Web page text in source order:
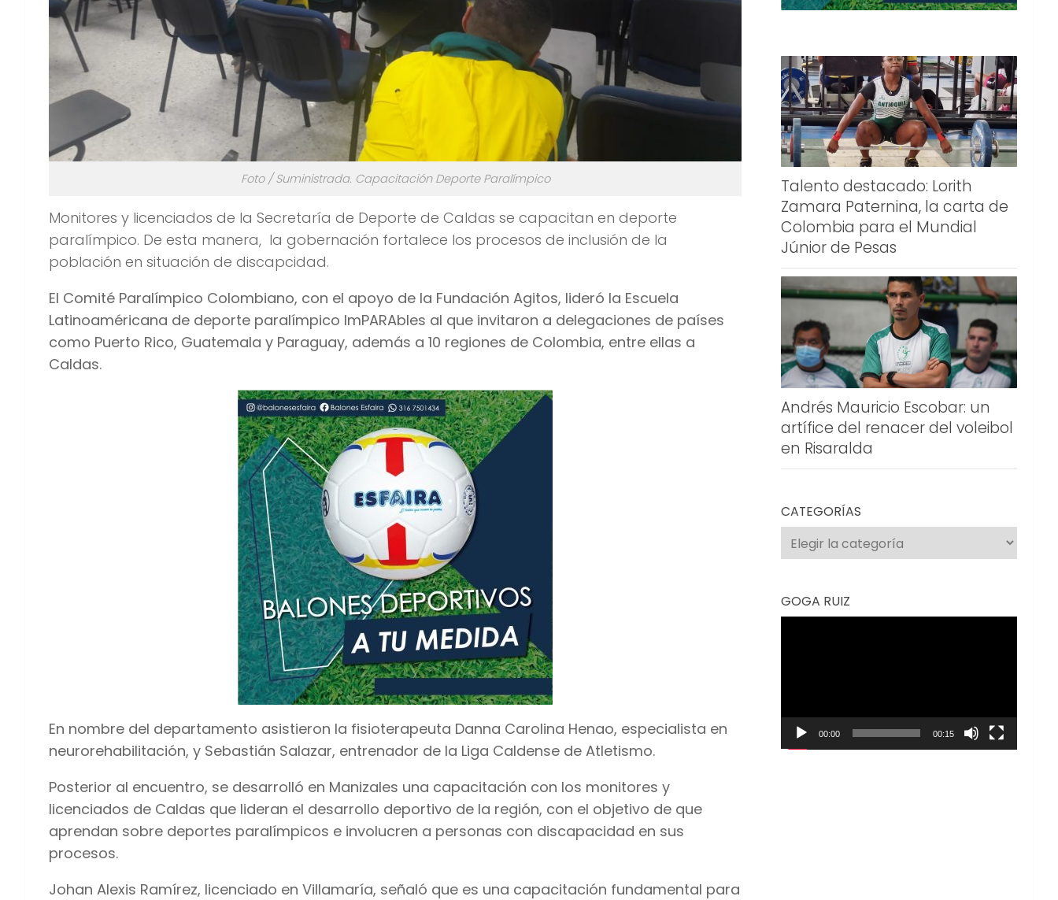
Foto / Suministrada. Capacitación Deporte Paralímpico
Monitores y licenciados de la Secretaría de Deporte de Caldas se capacitan en deporte
paralímpico. De esta manera, la gobernación fortalece los procesos de inclusión de la
población en situación de discapcidad.
El Comité Paralímpico Colombiano, con el apoyo de la Fundación Agitos, lideró la Escuela
Latinoaméricana de deporte paralímpico ImPARAbles al que invitaron a delegaciones de países
como Puerto Rico, Guatemala y Paraguay, además a 10 regiones de Colombia, entre ellas a
Caldas.
En nombre del departamento asistieron la fisioterapeuta Danna Carolina Henao, especialista en
neurorehabilitación, y Sebastián Salazar, entrenador de la Liga Caldense de Atletismo.
Posterior al encuentro, se desarrolló en Manizales una capacitación con los monitores y
licenciados de Caldas que lideran el desarrollo deportivo de la región, con el objetivo de que
aprendan sobre deportes paralímpicos e involucren a personas con discapacidad en sus
procesos.
Johan Alexis Ramírez, licenciado en Villamaría, señaló que es una capacitación fundamental para
Talento destacado: Lorith
Zamara Paternina, la carta de
Colombia para el Mundial
Júnior de Pesas
Andrés Mauricio Escobar: un
artífice del renacer del voleibol
en Risaralda
CATEGORÍAS
Categorías
GOGA RUIZ
00:00 00:15